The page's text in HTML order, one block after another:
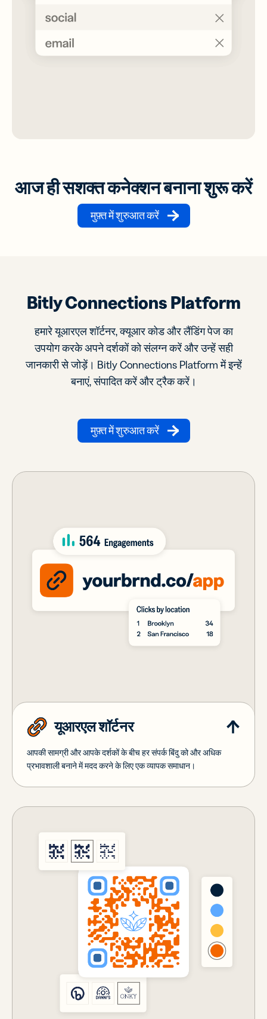
आज ही सशक्त कनेक्शन बनाना शुरू करें
मुफ़्त में शुरुआत करें
Bitly Connections Platform
हमारे यूआरएल शॉर्टनर, क्यूआर कोड और लैंडिंग पेज का
उपयोग करके अपने दर्शकों को संलग्न करें और उन्हें सही
जानकारी से जोड़ें। Bitly Connections Platform में इन्हें
बनाएं, संपादित करें और ट्रैक करें।
मुफ़्त में शुरुआत करें
यूआरएल शॉर्टनर
आपकी सामग्री और आपके दर्शकों के बीच हर संपर्क बिंदु को और अधिक
प्रभावशाली बनाने में मदद करने के लिए एक व्यापक समाधान।